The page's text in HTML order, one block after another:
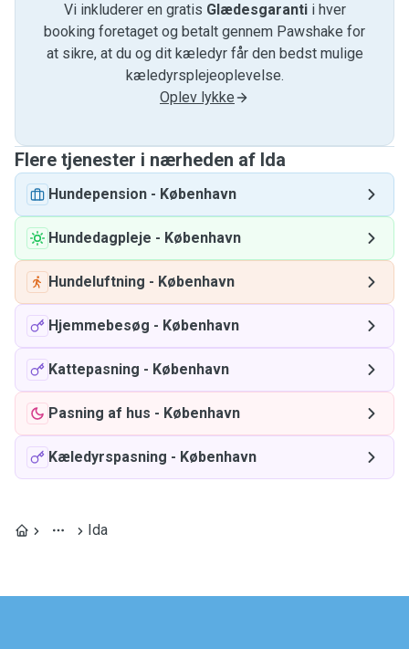
Vi inkluderer en gratis Glædesgarantii hver
booking foretaget og betalt gennem Pawshake for
at sikre, at du og dit kæledyr får den bedst mulige
kæledyrsplejeoplevelse.
Oplev lykke
Flere tjenester i nærheden af ​​Ida
Hundepension - København
Hundedagpleje - København
Hundeluftning - København
Hjemmebesøg - København
Kattepasning - København
Pasning af hus - København
Kæledyrspasning - København
Ida